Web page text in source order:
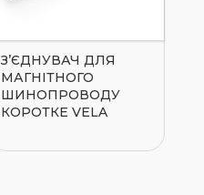
З’ЄДНУВАЧ ДЛЯ
МАГНІТНОГО
ШИНОПРОВОДУ
КОРОТКЕ VELA